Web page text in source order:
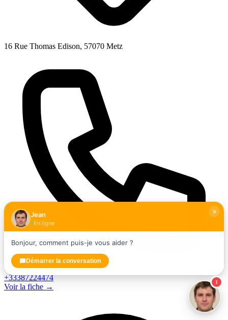
16 Rue Thomas Edison, 57070 Metz
+33387224474
Voir la fiche →
1
Jean
En ligne
Bonjour, comment puis-je vous aider ?
Démarrer la conversation